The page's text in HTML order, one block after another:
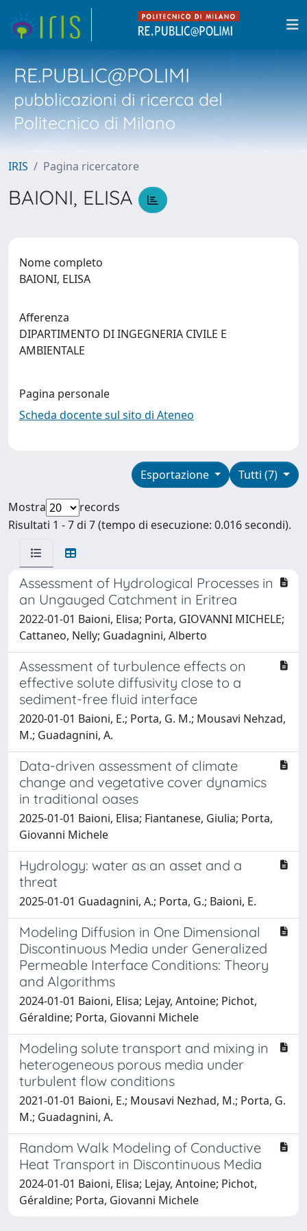
RE.PUBLIC@POLIMI
pubblicazioni di ricerca del
Politecnico di Milano
IRIS Pagina ricercatore
BAIONI, ELISA
Nome completo
BAIONI, ELISA
Afferenza
DIPARTIMENTO DI INGEGNERIA CIVILE E
AMBIENTALE
Pagina personale
Scheda docente sul sito di Ateneo
Tutti (7)
Esportazione
Mostra
records
Risultati 1 - 7 di 7 (tempo di esecuzione: 0.016 secondi).
Assessment of Hydrological Processes in
an Ungauged Catchment in Eritrea
2022-01-01 Baioni, Elisa; Porta, GIOVANNI MICHELE;
Cattaneo, Nelly; Guadagnini, Alberto
Assessment of turbulence effects on
effective solute diffusivity close to a
sediment-free fluid interface
2020-01-01 Baioni, E.; Porta, G. M.; Mousavi Nehzad,
M.; Guadagnini, A.
Data-driven assessment of climate
change and vegetative cover dynamics
in traditional oases
2025-01-01 Baioni, Elisa; Fiantanese, Giulia; Porta,
Giovanni Michele
Hydrology: water as an asset and a
threat
2025-01-01 Guadagnini, A.; Porta, G.; Baioni, E.
Modeling Diffusion in One Dimensional
Discontinuous Media under Generalized
Permeable Interface Conditions: Theory
and Algorithms
2024-01-01 Baioni, Elisa; Lejay, Antoine; Pichot,
Géraldine; Porta, Giovanni Michele
Modeling solute transport and mixing in
heterogeneous porous media under
turbulent flow conditions
2021-01-01 Baioni, E.; Mousavi Nezhad, M.; Porta, G.
M.; Guadagnini, A.
Random Walk Modeling of Conductive
Heat Transport in Discontinuous Media
2024-01-01 Baioni, Elisa; Lejay, Antoine; Pichot,
Géraldine; Porta, Giovanni Michele